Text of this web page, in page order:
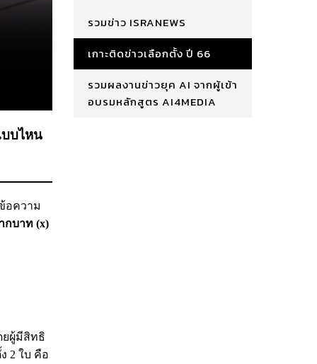
บบไหน
อความ
กบาท (x)
ยผู้มีสิทธิ
2 ใบ คือ
รวมข่าว ISRANEWS
เกาะติดข่าวเลือกตั้ง ปี 66
รวมผลงานข่าวยุค AI จากผู้เข้า
อบรมหลักสูตร AI4MEDIA